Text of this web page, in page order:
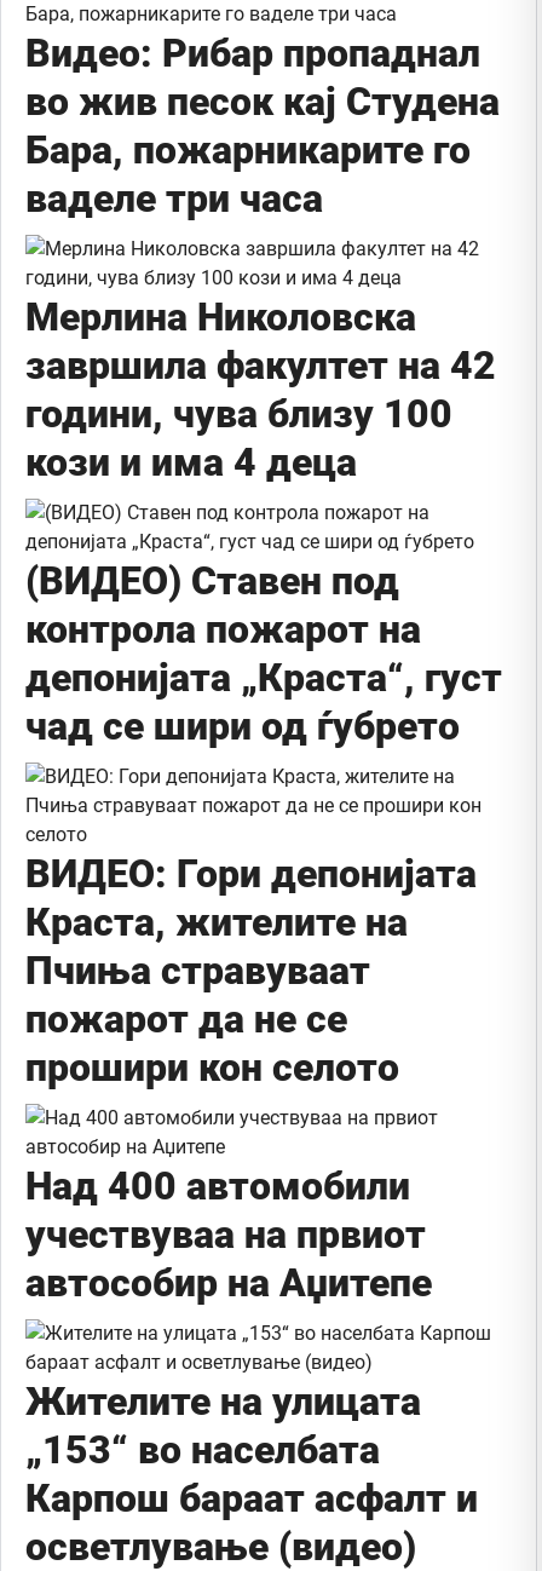
Видео: Рибар пропаднал
во жив песок кај Студена
Бара, пожарникарите го
ваделе три часа
Мерлина Николовска
завршила факултет на 42
години, чува близу 100
кози и има 4 деца
(ВИДЕО) Ставен под
контрола пожарот на
депонијата „Краста“, густ
чад се шири од ѓубрето
ВИДЕО: Гори депонијата
Краста, жителите на
Пчиња стравуваат
пожарот да не се
прошири кон селото
Над 400 автомобили
учествуваа на првиот
автособир на Аџитепе
Жителите на улицата
„153“ во населбата
Карпош бараат асфалт и
осветлување (видео)